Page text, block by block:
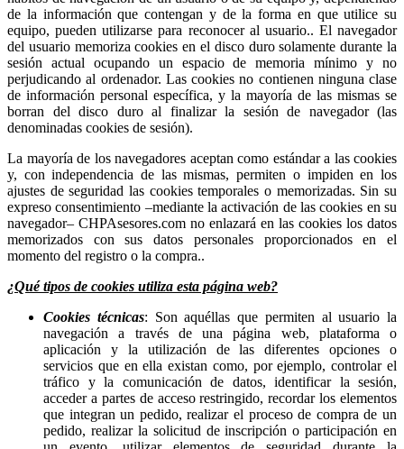
de la información que contengan y de la forma en que utilice su
equipo, pueden utilizarse para reconocer al usuario.. El navegador
del usuario memoriza cookies en el disco duro solamente durante la
sesión actual ocupando un espacio de memoria mínimo y no
perjudicando al ordenador. Las cookies no contienen ninguna clase
de información personal específica, y la mayoría de las mismas se
borran del disco duro al finalizar la sesión de navegador (las
denominadas cookies de sesión).
La mayoría de los navegadores aceptan como estándar a las cookies
y, con independencia de las mismas, permiten o impiden en los
ajustes de seguridad las cookies temporales o memorizadas. Sin su
expreso consentimiento –mediante la activación de las cookies en su
navegador– CHPAsesores.com no enlazará en las cookies los datos
memorizados con sus datos personales proporcionados en el
momento del registro o la compra..
¿Qué tipos de cookies utiliza esta página web?
Cookies técnicas: Son aquéllas que permiten al usuario la
navegación a través de una página web, plataforma o
aplicación y la utilización de las diferentes opciones o
servicios que en ella existan como, por ejemplo, controlar el
tráfico y la comunicación de datos, identificar la sesión,
acceder a partes de acceso restringido, recordar los elementos
que integran un pedido, realizar el proceso de compra de un
pedido, realizar la solicitud de inscripción o participación en